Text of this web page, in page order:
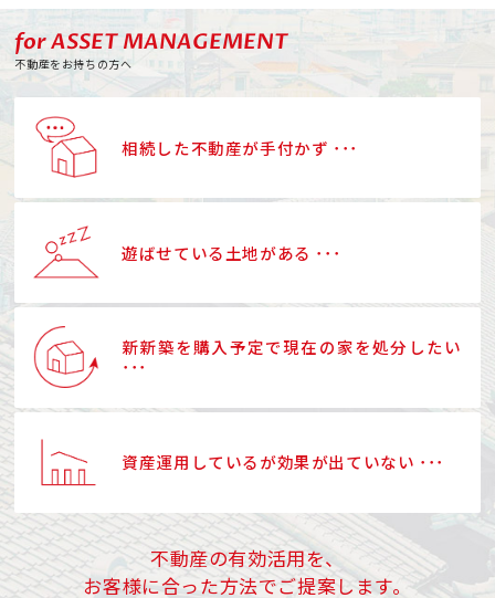
for ASSET MANAGEMENT
不動産をお持ちの方へ
相続した不動産が手付かず ･･･
遊ばせている土地がある ･･･
新新築を購入予定で現在の家を処分したい
･･･
資産運用しているが効果が出ていない ･･･
不動産の有効活用を、
お客様に合った方法でご提案します。